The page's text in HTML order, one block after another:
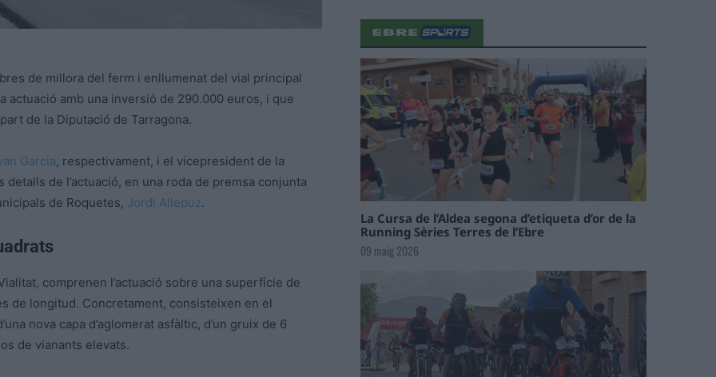
de millora del ferm i enllumenat del vial principal
actuació amb una inversió de 290.000 euros, i que
de la Diputació de Tarragona.
Garcia, respectivament, i el vicepresident de la
detalls de l’actuació, en una roda de premsa conjunta
de Roquetes, Jordi Allepuz.
comprenen l’actuació sobre una superfície de
de longitud. Concretament, consisteixen en el
nova capa d’aglomerat asfàltic, d’un gruix de 6
de vianants elevats.
La Cursa de l’Aldea segona d’etiqueta d’or de la
Running Sèries Terres de l’Ebre
09 maig 2026